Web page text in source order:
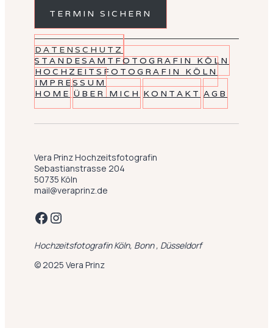
TERMIN SICHERN
DATENSCHUTZ
STANDESAMTFOTOGRAFIN KÖLN
HOCHZEITSFOTOGRAFIN KÖLN
IMPRESSUM
HOME ÜBER MICH KONTAKT AGB
Vera Prinz Hochzeitsfotografin
Sebastianstrasse 204
50735 Köln
mail@veraprinz.de
Facebook
Instagram
Hochzeitsfotografin Köln, Bonn , Düsseldorf
© 2025 Vera Prinz